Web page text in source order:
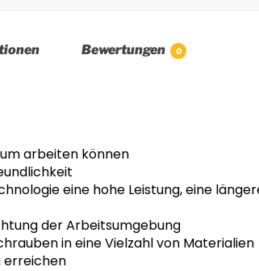
Bewertungen 0
arbeiten können
eine hohe Leistung, eine
der Arbeitsumgebung
in eine Vielzahl von Materialien
erreichen